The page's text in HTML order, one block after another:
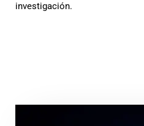
investigación.